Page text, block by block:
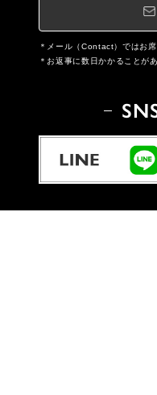
メール（Contact）ではお席
お返事に数日かかることがあ